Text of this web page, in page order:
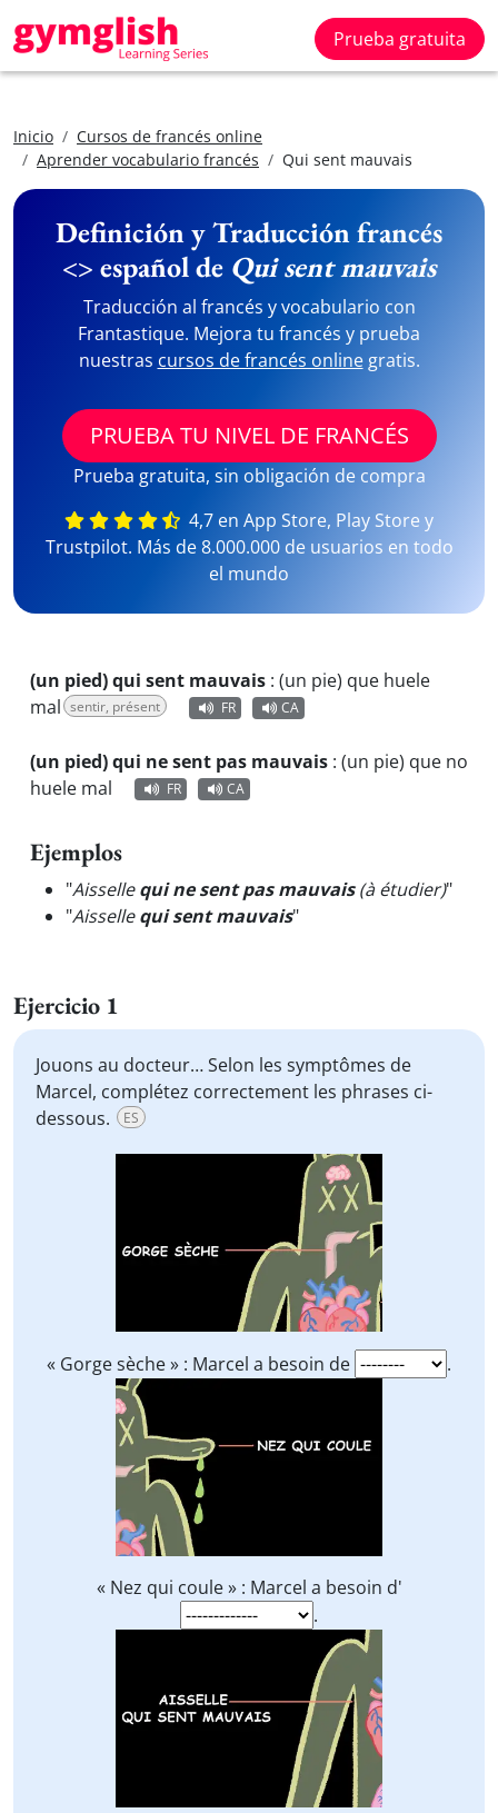
Prueba gratuita
Inicio
Cursos de francés online
Aprender vocabulario francés
Qui sent mauvais
Definición y Traducción francés
<> español de Qui sent mauvais
Traducción al francés y vocabulario con
Frantastique. Mejora tu francés y prueba
nuestras cursos de francés onlinegratis.
PRUEBA TU NIVEL DE FRANCÉS
Prueba gratuita, sin obligación de compra
4,7 en App Store, Play Store y
Trustpilot. Más de 8.000.000 de usuarios en todo
el mundo
(un pied) qui sent mauvais : (un pie) que huele
mal sentir, présent FR CA
(un pied) qui ne sent pas mauvais : (un pie) que no
huele mal
FR CA
Ejemplos
"Aissellequi ne sent pas mauvais(à étudier)"
"Aissellequi sent mauvais"
Ejercicio 1
Jouons au docteur… Selon les symptômes de
Marcel, complétez correctement les phrases ci-
dessous.
ES
« Gorge sèche » : Marcel a besoin de .
« Nez qui coule » : Marcel a besoin d'
.